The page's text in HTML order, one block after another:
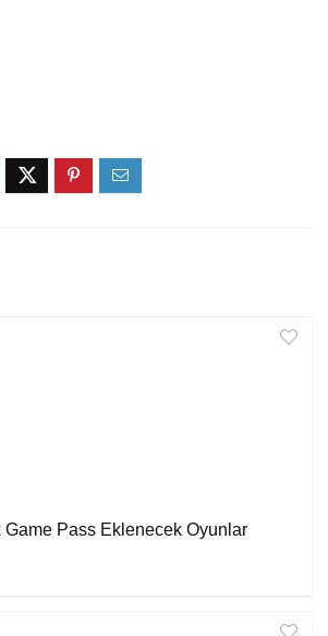
Game Pass Eklenecek Oyunlar